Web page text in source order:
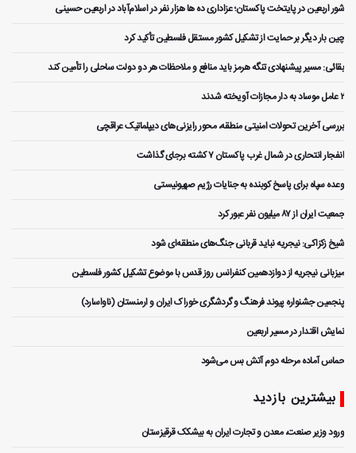
شور اربعین در پایتخت پاکستان؛ عزاداری ده ها هزار نفر در اسلام‌آباد در اربعین حسینی
چین بار دیگر بر حمایت از تشکیل کشور مستقل فلسطین تأکید کرد
بقائی: مسیر پیشنهادی تنگه هرمز باید منافع و ملاحظات هر دو دولت ساحلی را تأمین کند
۲ عامل موساد به دار مجازات آویخته شدند
بررسی آخرین تحولات امنیتی منطقه، محور رایزنی‌های دیپلماتیک عراقچی
انفجار انتحاری در شمال غرب پاکستان ۷ کشته برجای گذاشت
وعده سپاه برای پاسخ کوبنده به جنایات رژیم صهیونیستی
جمعیت ایران از ۸۷ میلیون نفر عبور کرد
شیخ زکزاکی: نیجریه نباید قربانی جنگ‌های منطقه‌ای شود
میزبانی نیجریه از دوازدهمین کنفرانس روز قدس با موضوع تشکیل کشور فلسطین
پنجمین جشنواره پیوند فرهنگ و گردشگر‌ی خوراک ایران و ارمنستان (ناواسارد)
نمایش اقتدار در مسیر اربعین
حماس آماده مرحله دوم آتش بس می‌شود
بیشترین بازدید
ورود وزیر صنعت، معدن و تجارت ایران به بیشکک قرقیزستان